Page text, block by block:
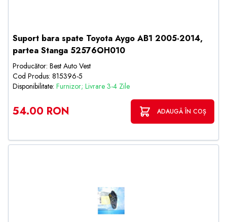
Suport bara spate Toyota Aygo AB1 2005-2014,
partea Stanga 52576OH010
Producător: Best Auto Vest
Cod Produs: 815396-5
Disponibilitate: Furnizor; Livrare 3-4 Zile
54.00 RON ADAUGĂ ÎN COȘ